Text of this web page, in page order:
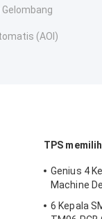
(AOI)
TPS
Genius 4
Machine
6 Kepala